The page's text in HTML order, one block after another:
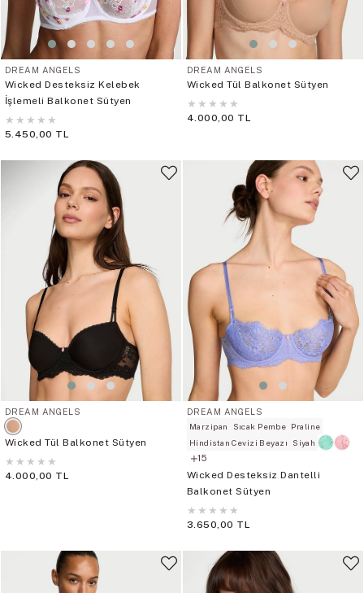
DREAM ANGELS
Wicked Desteksiz Kelebek
İşlemeli Balkonet Sütyen
★ ★ ★ ★ ★
5.450,00 TL
DREAM ANGELS
Wicked Tül Balkonet Sütyen
★ ★ ★ ★ ★
4.000,00 TL
DREAM ANGELS
Wicked Tül Balkonet Sütyen
★ ★ ★ ★ ★
4.000,00 TL
DREAM ANGELS
Marzipan
Sıcak Pembe Praline
Hindistan Cevizi Beyazı
Siyah
15
Wicked Desteksiz Dantelli
Balkonet Sütyen
★ ★ ★ ★ ★
3.650,00 TL